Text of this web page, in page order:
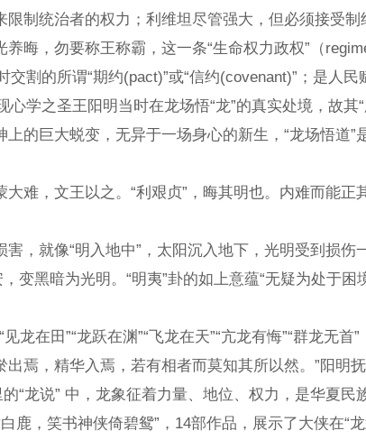
制统治者的权力；利维坦尽管强大，但必须接受
最高价值；要不断
割的所谓“期约(pact)”或“信约(covenant)”；是人
学之圣王阳明当时在龙场悟“龙”的真实处境，故
的巨大蜕变，无异于一场身心的新生，“龙场悟
，文王以之。“利艰贞”，晦其明也。内难而能正
就像“明入地中”，太阳沉入地下，光明受到损伤
变黑暗为光明。“明夷”卦的如上意蕴“无疑为处
在田”“龙跃在渊”“飞龙在天”“亢龙有悔”“群龙
焉，精华入焉，若有相者而莫知其所以然。”阳
“龙说” 中，龙象征着力量、地位、权力，是华夏
，笑书神侠倚碧鸳”，14部作品，展示了大侠在